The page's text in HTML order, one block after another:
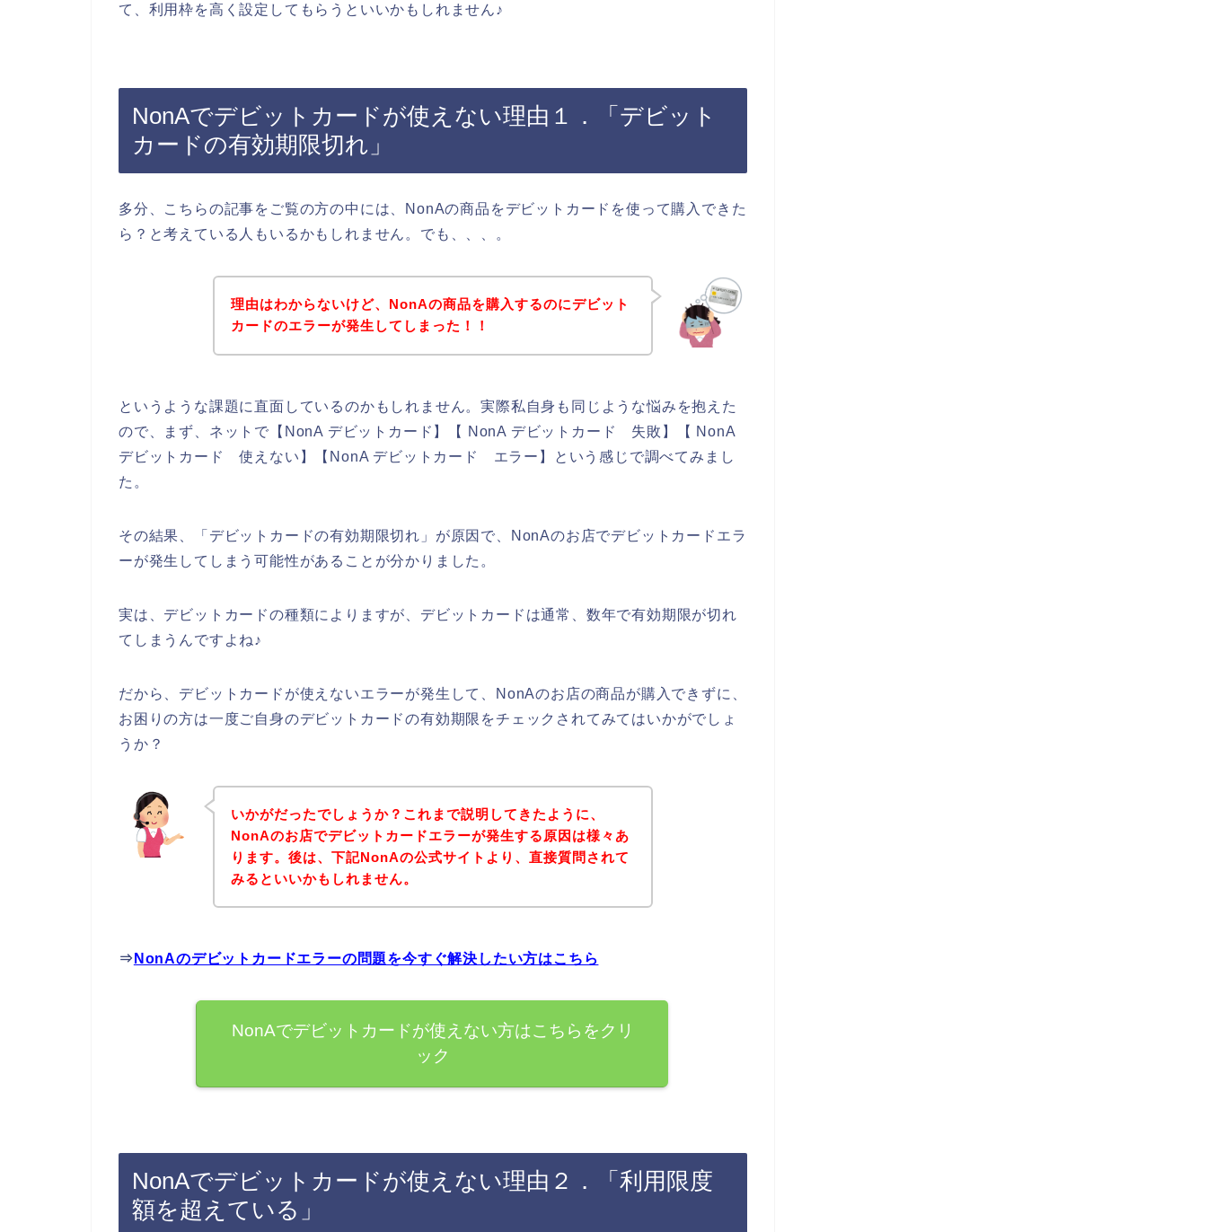
て、利用枠を高く設定してもらうといいかもしれません♪
NonAでデビットカードが使えない理由１．「デビット
カードの有効期限切れ」
多分、こちらの記事をご覧の方の中には、NonAの商品をデビットカードを使って購入できた
ら？と考えている人もいるかもしれません。でも、、、。
理由はわからないけど、NonAの商品を購入するのにデビット
カードのエラーが発生してしまった！！
というような課題に直面しているのかもしれません。実際私自身も同じような悩みを抱えた
ので、まず、ネットで【NonA デビットカード】【 NonA デビットカード 失敗】【 NonA
デビットカード 使えない】【NonA デビットカード エラー】という感じで調べてみまし
た。
その結果、「デビットカードの有効期限切れ」が原因で、NonAのお店でデビットカードエラ
ーが発生してしまう可能性があることが分かりました。
実は、デビットカードの種類によりますが、デビットカードは通常、数年で有効期限が切れ
てしまうんですよね♪
だから、デビットカードが使えないエラーが発生して、NonAのお店の商品が購入できずに、
お困りの方は一度ご自身のデビットカードの有効期限をチェックされてみてはいかがでしょ
うか？
いかがだったでしょうか？これまで説明してきたように、
NonAのお店でデビットカードエラーが発生する原因は様々あ
ります。後は、下記NonAの公式サイトより、直接質問されて
みるといいかもしれません。
⇒ NonAのデビットカードエラーの問題を今すぐ解決したい方はこちら
NonAでデビットカードが使えない方はこちらをクリ
ック
NonAでデビットカードが使えない理由２．「利用限度
額を超えている」